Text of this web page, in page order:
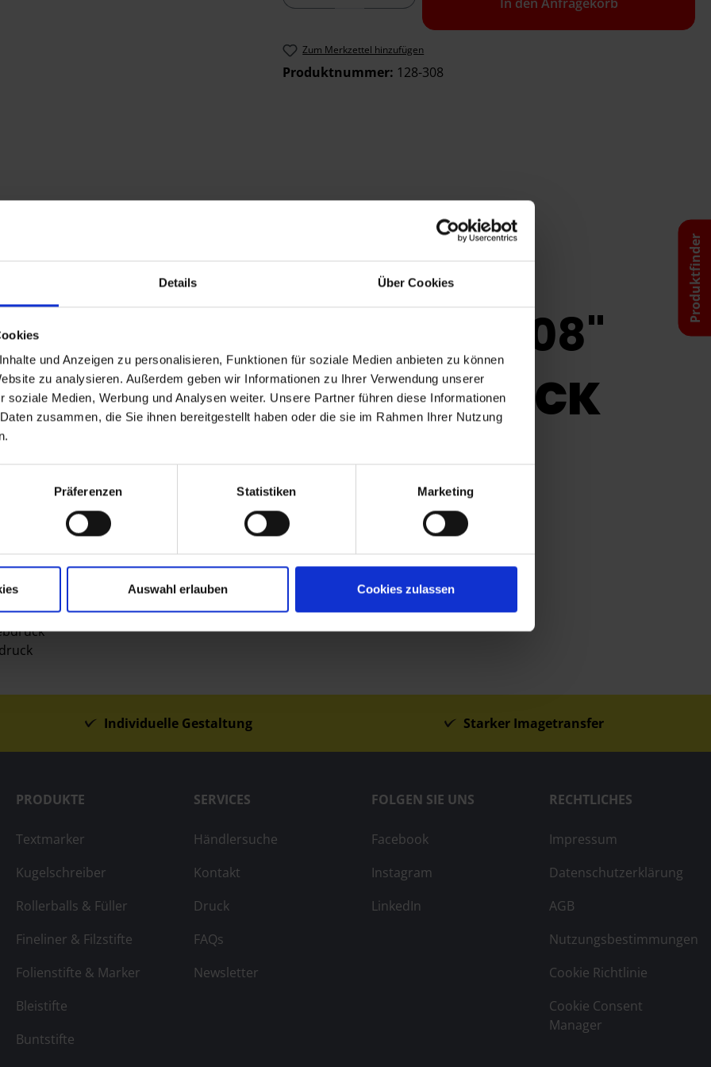
Details Über Cookies
und Anzeigen zu personalisieren, Funktionen für soziale Medien anbieten zu können
zu analysieren. Außerdem geben wir Informationen zu Ihrer Verwendung unserer
soziale Medien, Werbung und Analysen weiter. Unsere Partner führen diese Informationen
zusammen, die Sie ihnen bereitgestellt haben oder die sie im Rahmen Ihrer Nutzung
Präferenzen Statistiken Marketing
Auswahl erlauben Cookies zulassen
Zum Merkzettel hinzufügen
Produktnummer: 128-308
"STABILO liner 308"
AUF DEN ERSTEN KLICK
rot und grün
Spitze
Individuelle Gestaltung Starker Imagetransfer
PRODUKTE
Textmarker
Kugelschreiber
Rollerballs & Füller
Fineliner & Filzstifte
Folienstifte & Marker
Bleistifte
Buntstifte
SERVICES
Händlersuche
Kontakt
Druck
FAQs
Newsletter
FOLGEN SIE UNS
Facebook
Instagram
LinkedIn
RECHTLICHES
Impressum
Datenschutzerklärung
AGB
Nutzungsbestimmungen
Cookie Richtlinie
Cookie Consent
Manager
Produktfinder